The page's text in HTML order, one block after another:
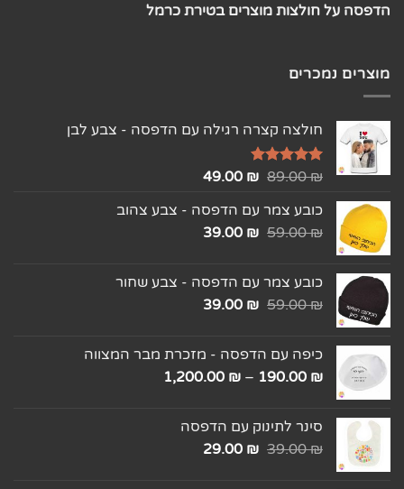
הדפסה על חולצות מוצרים בטירת כרמל
מוצרים נמכרים
חולצה קצרה רגילה עם הדפסה - צבע לבן
דורג5.00
89.00₪
49.00 ₪
כובע צמר עם הדפסה - צבע צהוב
59.00₪
39.00 ₪
כובע צמר עם הדפסה - צבע שחור
59.00₪
39.00 ₪
כיפה עם הדפסה - מזכרת מבר המצווה
190.00 ₪
–
1,200.00 ₪
סינר לתינוק עם הדפסה
39.00₪
29.00 ₪